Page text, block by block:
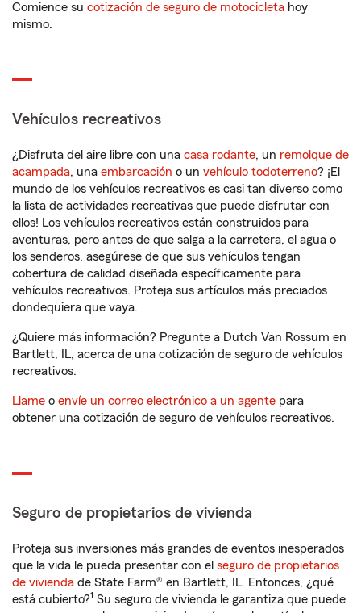
Comience su cotización de seguro de motocicleta hoy
mismo.
Vehículos recreativos
¿Disfruta del aire libre con una casa rodante, un remolque de
acampada, una embarcación o un vehículo todoterreno? ¡El
mundo de los vehículos recreativos es casi tan diverso como
la lista de actividades recreativas que puede disfrutar con
ellos! Los vehículos recreativos están construidos para
aventuras, pero antes de que salga a la carretera, el agua o
los senderos, asegúrese de que sus vehículos tengan
cobertura de calidad diseñada específicamente para
vehículos recreativos. Proteja sus artículos más preciados
dondequiera que vaya.
¿Quiere más información? Pregunte a Dutch Van Rossum en
Bartlett, IL, acerca de una cotización de seguro de vehículos
recreativos.
Llame o envíe un correo electrónico a un agente para
obtener una cotización de seguro de vehículos recreativos.
Seguro de propietarios de vivienda
Proteja sus inversiones más grandes de eventos inesperados
que la vida le pueda presentar con el seguro de propietarios
de vivienda de State Farm® en Bartlett, IL. Entonces, ¿qué
está cubierto?1 Su seguro de vivienda le garantiza que puede